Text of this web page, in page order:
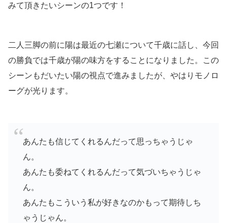
みて頂きたいシーンの1つです！
二人三脚の前に陽は最近の七瀬について千歳に話し、今回
の勝負では千歳が陽の味方をすることになりました。この
シーンもだいたい陽の視点で進みましたが、やはりモノロ
ーグが光ります。
あんたも信じてくれるんだって思っちゃうじゃ
ん。
あんたも委ねてくれるんだって気づいちゃうじゃ
ん。
あんたもこういう私が好きなのかもって期待しち
ゃうじゃん。